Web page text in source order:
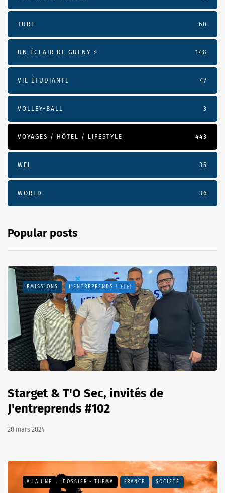
TURF 60
UN ÉCLAIR DE GUENY ⚡️ 148
VIE ÉTUDIANTE 47
VOLLEY-BALL 3
VOYAGES / HÔTEL / LIFESTYLE 443
WEL 35
WORLD 36
Popular posts
EMISSIONS J'ENTREPRENDS ! 🇫🇷
Starget & T'O Sec, invités de
J'entreprends #102
20 mars 2024
A LA UNE DOSSIER - THEMA FRANCE SOCIÉTÉ